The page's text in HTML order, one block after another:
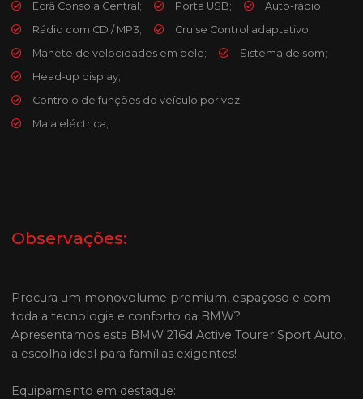
Ecrã Consola Central;
Porta USB;
Auto-rádio;
Rádio com CD / MP3;
Cruise Control adaptativo;
Manete de velocidades em pele;
Sistema de som;
Head-up display;
Controlo de funções do veículo por voz;
Mala eléctrica;
Observações:
Procura um monovolume premium, espaçoso e com
toda a tecnologia e conforto da BMW?
Apresentamos esta BMW 216d Active Tourer Sport Auto,
a escolha ideal para famílias exigentes!
Equipamento em destaque: